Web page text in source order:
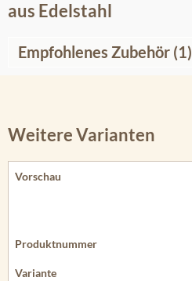
aus Edelstahl
Empfohlenes Zubehör (1)
Weitere Varianten